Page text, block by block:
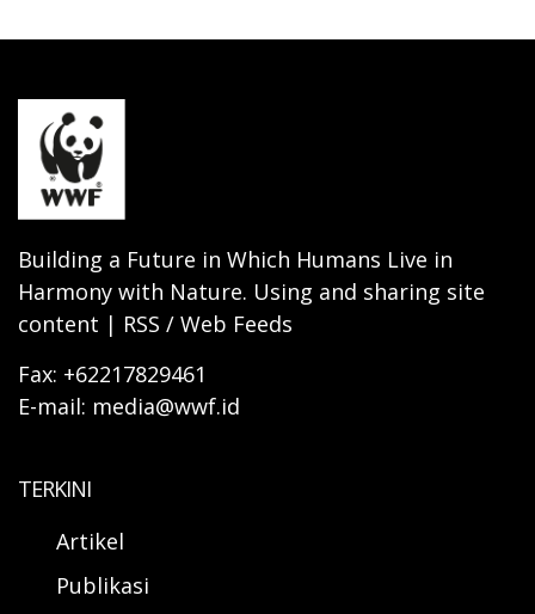
Building a Future in Which Humans Live in
Harmony with Nature. Using and sharing site
content | RSS / Web Feeds
Fax: +62217829461
E-mail: media@wwf.id
TERKINI
Artikel
Publikasi